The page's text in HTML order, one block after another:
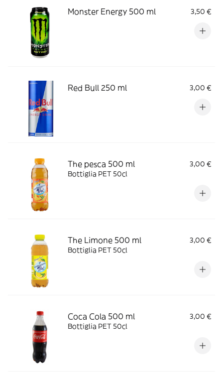
Monster Energy 500 ml 3,50 €
Red Bull 250 ml 3,00 €
The pesca 500 ml
3,00 €
Bottiglia PET 50cl
The Limone 500 ml
3,00 €
Bottiglia PET 50cl
Coca Cola 500 ml
3,00 €
Bottiglia PET 50cl